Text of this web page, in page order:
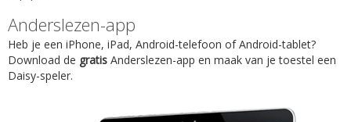
Anderslezen-app
Heb je een iPhone, iPad, Android-telefoon of Android-tablet?
Download de gratis Anderslezen-app en maak van je toestel een
Daisy-speler.